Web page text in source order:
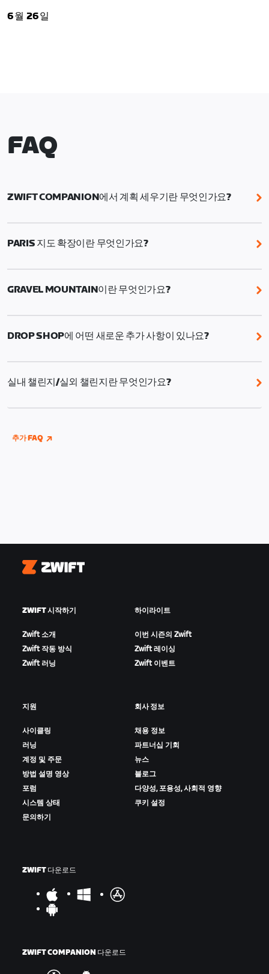
6월 26일
FAQ
ZWIFT COMPANION에서 계획 세우기란 무엇인가요?
Zwift Companion의 계획 세우기 기능을 사용하면 자전
RoboPacer 라이딩, 챌린지 과제(예: 이번 주 루트)를 특
PARIS 지도 확장이란 무엇인가요?
Paris 지도 확장에는 몽마르트르의 상징적인 사크레쾨
자갈길 업힐이 추가됩니다.
GRAVEL MOUNTAIN이란 무엇인가요?
Gravel Mountain은 이벤트 전용 그래블 맵입니다. 이곳
임없이 바뀌며, 매 랩마다 색다른 경험을 할 수 있습니다.
DROP SHOP에 어떤 새로운 추가 사항이 있나요?
이번 여름는 로드, 그래블, 타임 트라이얼을 아우르는 18
니다.
실내 챌린지/실외 챌린지란 무엇인가요?
Zwift에 Wahoo, Garmin 또는 Hammerhead 계정을
반영됩니다.
추가 FAQ
Zwift
ZWIFT 시작하기
Zwift 소개
Zwift 작동 방식
Zwift 러닝
하이라이트
이번 시즌의 Zwift
Zwift 레이싱
Zwift 이벤트
지원
사이클링
러닝
계정 및 주문
방법 설명 영상
포럼
시스템 상태
문의하기
회사 정보
채용 정보
파트너십 기회
뉴스
블로그
다양성, 포용성, 사회적 영향
쿠키 설정
ZWIFT 다운로드
ZWIFT COMPANION 다운로드